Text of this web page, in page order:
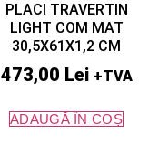
PLACI TRAVERTIN
LIGHT COM MAT
30,5X61X1,2 CM
473,00 Lei +TVA
ADAUGĂ ÎN COȘ